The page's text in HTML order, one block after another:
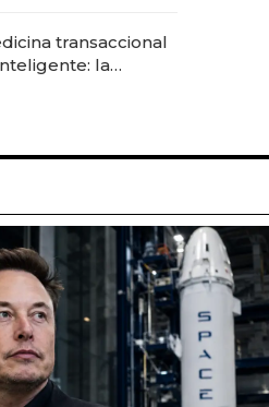
premium"
transaccional
la